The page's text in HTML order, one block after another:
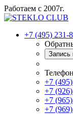
Работаем с 2007г.
+7 (495) 231-
Запись
Телефон
+7
+7
+7
+7